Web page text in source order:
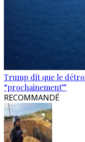
Trump dit que le
“prochainement”
RECOMMANDÉ